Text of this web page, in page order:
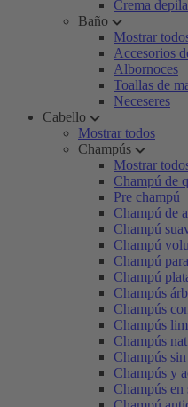
Crema
Baño
Mostrar
Accesorios
Albornoces
Toallas de
Neceseres
Cabello
Mostrar todos
Champús
Mostrar
Champú de
Pre champú
Champú de
Champú
Champú
Champú
Champú
Champús
Champús
Champús
Champús
Champús
Champús y
Champús en